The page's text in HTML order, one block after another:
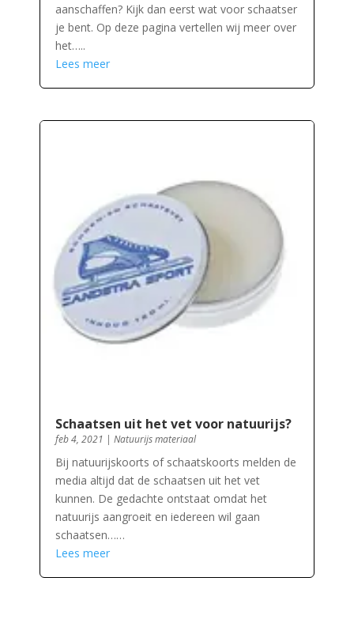
aanschaffen? Kijk dan eerst wat voor schaatser
je bent. Op deze pagina vertellen wij meer over
het…..
Lees meer
Schaatsen uit het vet voor natuurijs?
feb 4, 2021 | Natuurijs materiaal
Bij natuurijskoorts of schaatskoorts melden de
media altijd dat de schaatsen uit het vet
kunnen. De gedachte ontstaat omdat het
natuurijs aangroeit en iedereen wil gaan
schaatsen……
Lees meer